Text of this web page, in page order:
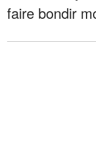
faire bondir